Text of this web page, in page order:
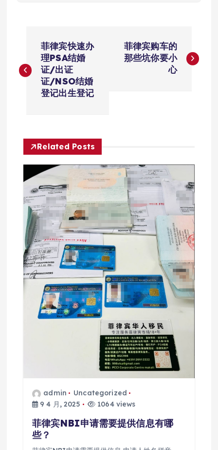
章
导
菲律宾快速办
理PSA结婚
证/出证
证/NSO结婚
登记出生登记
菲律宾购车的
那些坑你要小
心
Related Posts
admin
Uncategorized
9 4 月, 2025
1064 views
菲律宾NBI申请需要提供信息有哪
些？